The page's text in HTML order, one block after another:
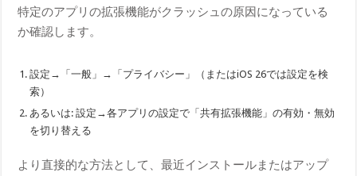
特定のアプリの拡張機能がクラッシュの原因になっている
か確認します。
設定→「一般」→「プライバシー」（またはiOS 26では設定を検
索）
あるいは: 設定→各アプリの設定で「共有拡張機能」の有効・無効
を切り替える
より直接的な方法として、最近インストールまたはアップ